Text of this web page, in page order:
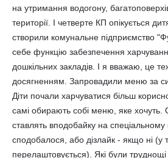
на утримання водогону,
території. І четверте КП опікується
створили комунальне підприємство
себе функцію забезпечення
дошкільних закладів. І я вважаю, це
досягненням. Запровадили меню за
Діти почали харчуватися більш
самі обирають собі меню, яке хочуть.
ставлять вподобайку на
сподобалося, або дізлайк - якщо ні (у
перелаштовується). Які були